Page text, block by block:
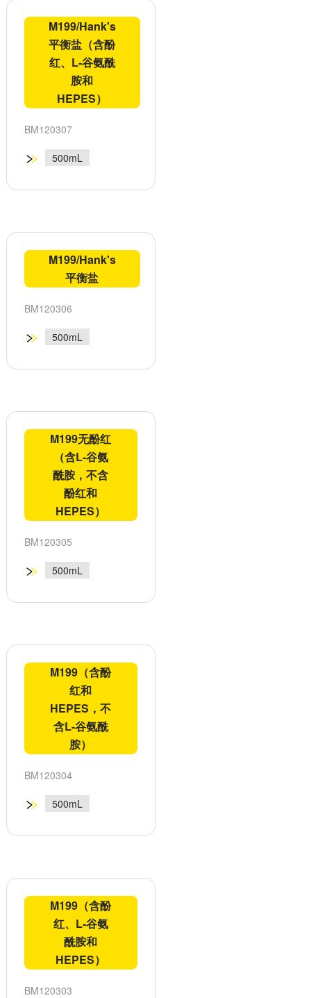
M199/Hank's
平衡盐（含酚
红、L-谷氨酰
胺和
HEPES）
BM120307
500mL
M199/Hank's
平衡盐
BM120306
500mL
M199无酚红
（含L-谷氨
酰胺，不含
酚红和
HEPES）
BM120305
500mL
M199（含酚
红和
HEPES，不
含L-谷氨酰
胺）
BM120304
500mL
M199（含酚
红、L-谷氨
酰胺和
HEPES）
BM120303